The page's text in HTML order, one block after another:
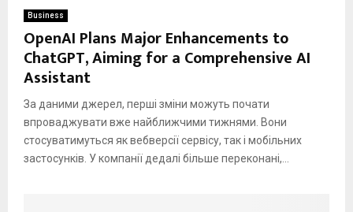
Business
OpenAI Plans Major Enhancements to
ChatGPT, Aiming for a Comprehensive AI
Assistant
За даними джерел, перші зміни можуть почати
впроваджувати вже найближчими тижнями. Вони
стосуватимуться як вебверсії сервісу, так і мобільних
застосунків. У компанії дедалі більше переконані,...